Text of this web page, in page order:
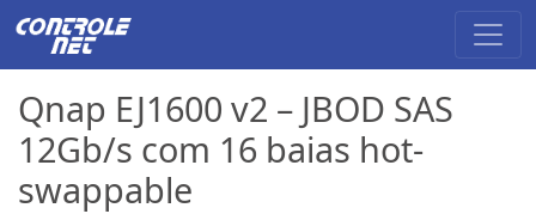
Qnap EJ1600 v2 – JBOD SAS
12Gb/s com 16 baias hot-
swappable